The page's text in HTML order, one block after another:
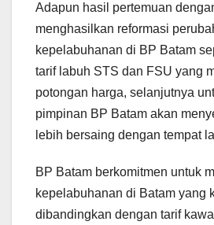
Adapun hasil pertemuan
menghasilkan reformasi
kepelabuhanan di BP Batam
tarif labuh STS dan FSU yang
potongan harga, selanjutnya
pimpinan BP Batam akan
lebih bersaing dengan tempat
BP Batam berkomitmen untuk
kepelabuhanan di Batam yang
dibandingkan dengan tarif